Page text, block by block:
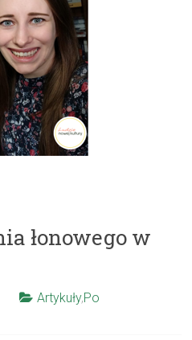
łonowego w
Artykuły,Po